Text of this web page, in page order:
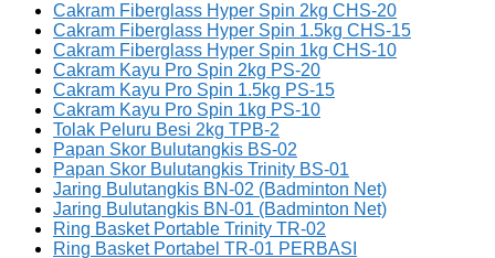
Cakram Fiberglass Hyper Spin 2kg CHS-20
Cakram Fiberglass Hyper Spin 1.5kg CHS-15
Cakram Fiberglass Hyper Spin 1kg CHS-10
Cakram Kayu Pro Spin 2kg PS-20
Cakram Kayu Pro Spin 1.5kg PS-15
Cakram Kayu Pro Spin 1kg PS-10
Tolak Peluru Besi 2kg TPB-2
Papan Skor Bulutangkis BS-02
Papan Skor Bulutangkis Trinity BS-01
Jaring Bulutangkis BN-02 (Badminton Net)
Jaring Bulutangkis BN-01 (Badminton Net)
Ring Basket Portable Trinity TR-02
Ring Basket Portabel TR-01 PERBASI